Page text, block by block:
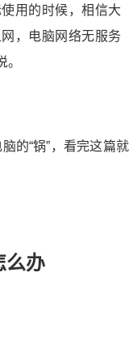
用的时候，相信大
，电脑网络无服务
么办